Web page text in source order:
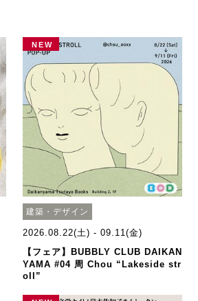
NEW
建築・デザイン
2026.08.22(土) - 09.11(金)
【フェア】BUBBLY CLUB DAIKAN
YAMA #04 周 Chou “Lakeside str
oll”